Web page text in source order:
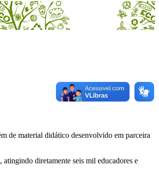
de material didático desenvolvido em parceira
diretamente seis mil educadores e